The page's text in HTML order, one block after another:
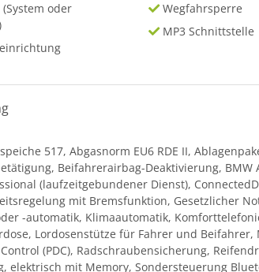
oder
Wegfahrsperre
MP3 Schnittstelle
517, Abgasnorm EU6 RDE II,
Beifahrerairbag-Deaktivierung,
(laufzeitgebundener Dienst),
mit Bremsfunktion, Gesetzlicher
-automatik, Klimaautomatik,
Lordosenstütze für Fahrer und
(PDC), Radschraubensicherung,
elektrisch mit Memory, Sondersteuerung